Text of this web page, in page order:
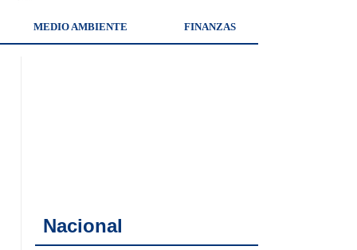
MEDIO AMBIENTE FINANZAS
Nacional